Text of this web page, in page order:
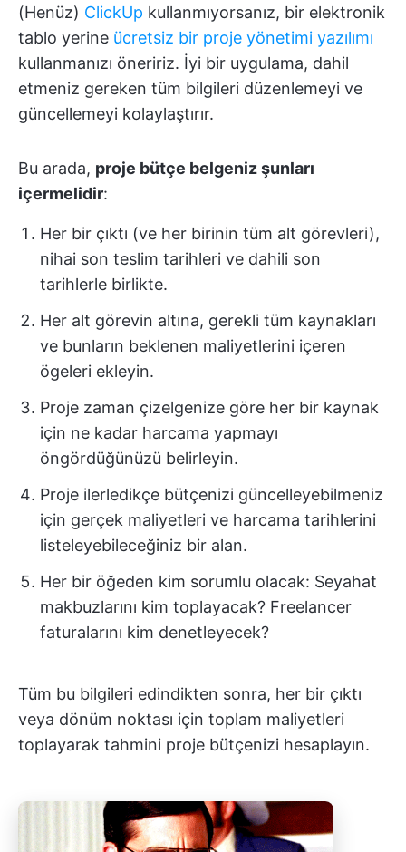
(Henüz) ClickUp kullanmıyorsanız, bir elektronik
tablo yerine ücretsiz bir proje yönetimi yazılımı
kullanmanızı öneririz. İyi bir uygulama, dahil
etmeniz gereken tüm bilgileri düzenlemeyi ve
güncellemeyi kolaylaştırır.
Bu arada, proje bütçe belgeniz şunları
içermelidir:
Her bir çıktı (ve her birinin tüm alt görevleri),
nihai son teslim tarihleri ve dahili son
tarihlerle birlikte.
Her alt görevin altına, gerekli tüm kaynakları
ve bunların beklenen maliyetlerini içeren
ögeleri ekleyin.
Proje zaman çizelgenize göre her bir kaynak
için ne kadar harcama yapmayı
öngördüğünüzü belirleyin.
Proje ilerledikçe bütçenizi güncelleyebilmeniz
için gerçek maliyetleri ve harcama tarihlerini
listeleyebileceğiniz bir alan.
Her bir öğeden kim sorumlu olacak: Seyahat
makbuzlarını kim toplayacak? Freelancer
faturalarını kim denetleyecek?
Tüm bu bilgileri edindikten sonra, her bir çıktı
veya dönüm noktası için toplam maliyetleri
toplayarak tahmini proje bütçenizi hesaplayın.